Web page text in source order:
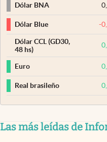
Dólar BNA
Dólar Blue -
Dólar CCL (GD30,
48 hs)
Euro
Real brasileño
Las más leídas de